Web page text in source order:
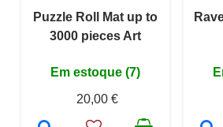
Puzzle Roll Mat up to
3000 pieces Art
Em estoque (7)
20,00 €